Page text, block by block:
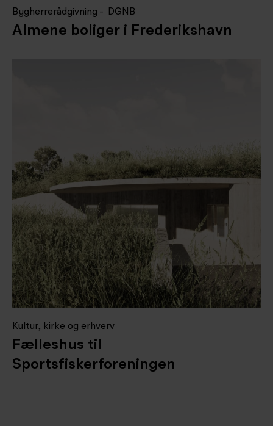
Bygherrerådgivning DGNB
Almene boliger i Frederikshavn
Kultur, kirke og erhverv
Fælleshus til
Sportsfiskerforeningen